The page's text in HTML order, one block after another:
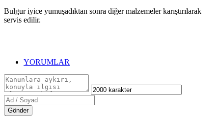
Bulgur iyice yumuşadıktan sonra diğer malzemeler karıştırılarak
servis edilir.
YORUMLAR
Gönder